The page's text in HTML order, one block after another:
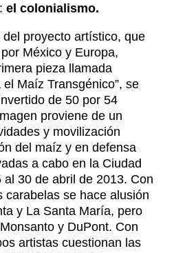
el colonialismo.
proyecto artístico, que
México y Europa,
pieza llamada
el Maíz Transgénico”, se
de 50 por 54
proviene de un
y movilización
del maíz y en defensa
a cabo en la Ciudad
al 30 de abril de 2013. Con
carabelas se hace alusión
y La Santa María, pero
y DuPont. Con
artistas cuestionan las